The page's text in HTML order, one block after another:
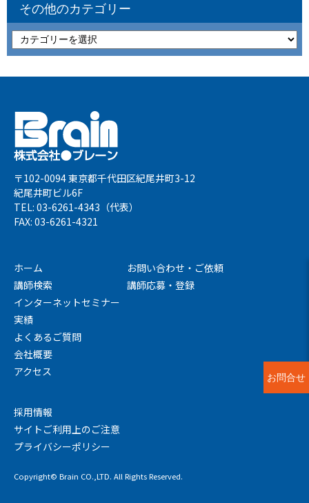
その他のカテゴリー
〒102-0094 東京都千代田区紀尾井町3-12
紀尾井町ビル6F
TEL: 03-6261-4343（代表）
FAX: 03-6261-4321
ホーム
講師検索
インターネットセミナー
実績
よくあるご質問
会社概要
アクセス
お問い合わせ・ご依頼
講師応募・登録
採用情報
サイトご利用上のご注意
プライバシーポリシー
Copyright© Brain CO.,LTD. All Rights Reserved.
お問合せ